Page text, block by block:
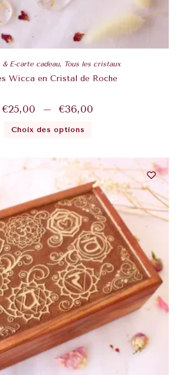
E-carte cadeau, Tous les cristaux
Wicca en Cristal de Roche
€25,00 – €36,00
Choix des options